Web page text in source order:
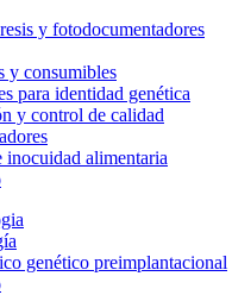
y fotodocumentadores
y consumibles
para identidad genética
y control de calidad
inocuidad alimentaria
genético preimplantacional